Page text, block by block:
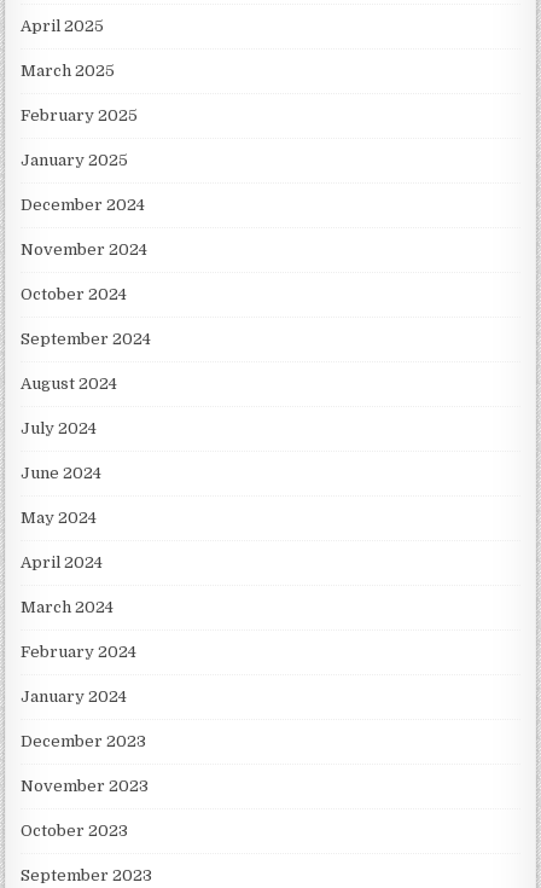
April 2025
March 2025
February 2025
January 2025
December 2024
November 2024
October 2024
September 2024
August 2024
July 2024
June 2024
May 2024
April 2024
March 2024
February 2024
January 2024
December 2023
November 2023
October 2023
September 2023